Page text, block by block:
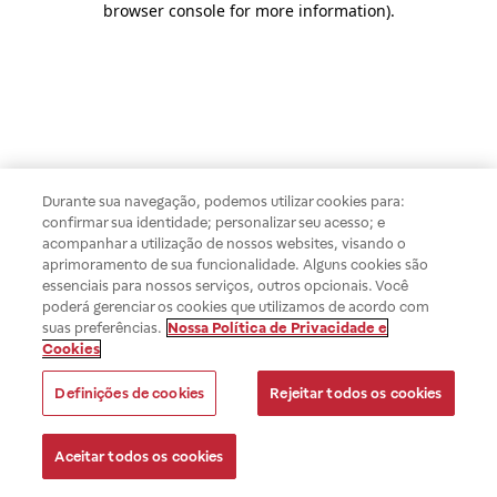
browser console for more information).
Durante sua navegação, podemos utilizar cookies para:
confirmar sua identidade; personalizar seu acesso; e
acompanhar a utilização de nossos websites, visando o
aprimoramento de sua funcionalidade. Alguns cookies são
essenciais para nossos serviços, outros opcionais. Você
poderá gerenciar os cookies que utilizamos de acordo com
suas preferências. Nossa Política de Privacidade e
Cookies
Definições de cookies Rejeitar todos os cookies
Aceitar todos os cookies